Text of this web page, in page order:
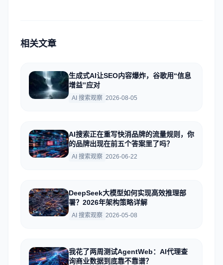
相关文章
生成式AI让SEO内容爆炸，谷歌用“信息
增益”应对
AI 搜索观察 2026-08-05
AI搜索正在重写快消品牌的流量规则，你
的品牌出现在前五个答案里了吗？
AI 搜索观察 2026-06-22
DeepSeek大模型如何实现高效推理部
署？2026年架构策略详解
AI 搜索观察 2026-05-08
我花了两周测试AgentWeb：AI代理查
询商业数据到底靠不靠谱？